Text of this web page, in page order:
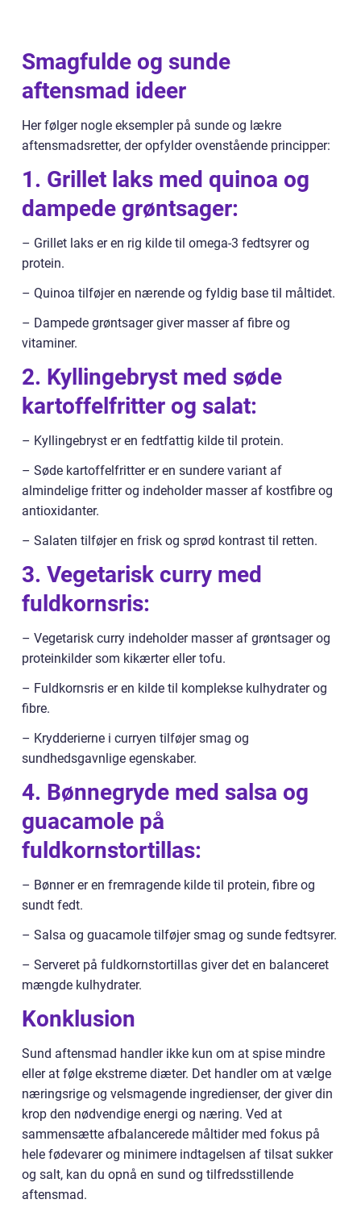
Smagfulde og sunde
aftensmad ideer
Her følger nogle eksempler på sunde og lækre
aftensmadsretter, der opfylder ovenstående principper:
1. Grillet laks med quinoa og
dampede grøntsager:
– Grillet laks er en rig kilde til omega-3 fedtsyrer og
protein.
– Quinoa tilføjer en nærende og fyldig base til måltidet.
– Dampede grøntsager giver masser af fibre og
vitaminer.
2. Kyllingebryst med søde
kartoffelfritter og salat:
– Kyllingebryst er en fedtfattig kilde til protein.
– Søde kartoffelfritter er en sundere variant af
almindelige fritter og indeholder masser af kostfibre og
antioxidanter.
– Salaten tilføjer en frisk og sprød kontrast til retten.
3. Vegetarisk curry med
fuldkornsris:
– Vegetarisk curry indeholder masser af grøntsager og
proteinkilder som kikærter eller tofu.
– Fuldkornsris er en kilde til komplekse kulhydrater og
fibre.
– Krydderierne i curryen tilføjer smag og
sundhedsgavnlige egenskaber.
4. Bønnegryde med salsa og
guacamole på
fuldkornstortillas:
– Bønner er en fremragende kilde til protein, fibre og
sundt fedt.
– Salsa og guacamole tilføjer smag og sunde fedtsyrer.
– Serveret på fuldkornstortillas giver det en balanceret
mængde kulhydrater.
Konklusion
Sund aftensmad handler ikke kun om at spise mindre
eller at følge ekstreme diæter. Det handler om at vælge
næringsrige og velsmagende ingredienser, der giver din
krop den nødvendige energi og næring. Ved at
sammensætte afbalancerede måltider med fokus på
hele fødevarer og minimere indtagelsen af tilsat sukker
og salt, kan du opnå en sund og tilfredsstillende
aftensmad.